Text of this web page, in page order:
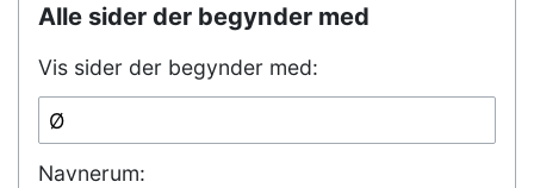
Alle sider der begynder med
Vis sider der begynder med:
Navnerum: